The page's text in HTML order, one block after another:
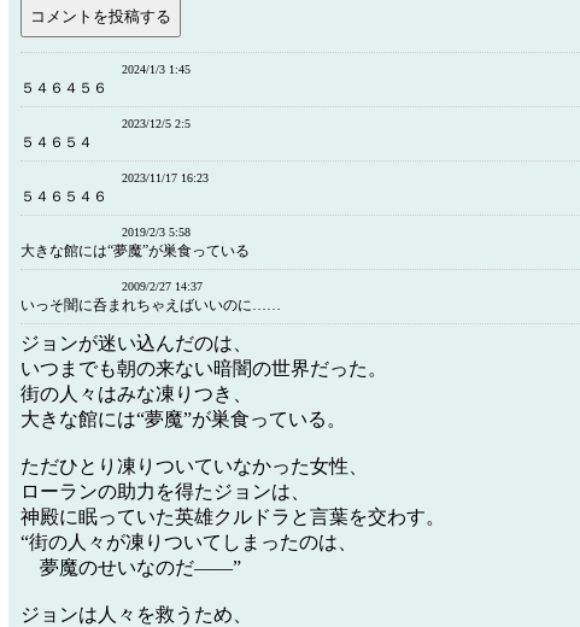
2024/1/3 1:45
５４６４５６
2023/12/5 2:5
５４６５４
2023/11/17 16:23
５４６５４６
2019/2/3 5:58
大きな館には“夢魔”が巣食っている
2009/2/27 14:37
いっそ闇に呑まれちゃえばいいのに……
ジョンが迷い込んだのは、
いつまでも朝の来ない暗闇の世界だった。
街の人々はみな凍りつき、
大きな館には“夢魔”が巣食っている。
ただひとり凍りついていなかった女性、
ローランの助力を得たジョンは、
神殿に眠っていた英雄クルドラと言葉を交わす。
“街の人々が凍りついてしまったのは、
夢魔のせいなのだ――”
ジョンは人々を救うため、